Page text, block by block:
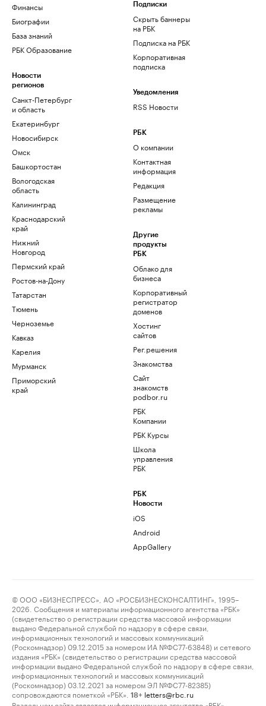
Финансы
Биографии
База знаний
РБК Образование
Новости
регионов
Санкт-Петербург
и область
Екатеринбург
Новосибирск
Омск
Башкортостан
Вологодская
область
Калининград
Краснодарский
край
Нижний
Новгород
Пермский край
Ростов-на-Дону
Татарстан
Тюмень
Черноземье
Кавказ
Карелия
Мурманск
Приморский
край
Подписки
Скрыть баннеры
на РБК
Подписка на РБК
Корпоративная
подписка
Уведомления
RSS Новости
РБК
О компании
Контактная
информация
Редакция
Размещение
рекламы
Другие
продукты
РБК
Облако для
бизнеса
Корпоративный
регистратор
доменов
Хостинг
сайтов
Рег.решения
Знакомства
Сайт
знакомств
podbor.ru
РБК
Компании
РБК Курсы
Школа
управления
РБК
РБК
Новости
iOS
Android
AppGallery
© ООО «БИЗНЕСПРЕСС», АО «РОСБИЗНЕСКОНСАЛТИНГ», 1995–
2026. Сообщения и материалы информационного агентства «РБК»
(свидетельство о регистрации средства массовой информации
выдано Федеральной службой по надзору в сфере связи,
информационных технологий и массовых коммуникаций
(Роскомнадзор) 09.12.2015 за номером ИА №ФС77-63848) и сетевого
издания «РБК» (свидетельство о регистрации средства массовой
информации выдано Федеральной службой по надзору в сфере связи,
информационных технологий и массовых коммуникаций
(Роскомнадзор) 03.12.2021 за номером ЭЛ №ФС77-82385)
сопровождаются пометкой «РБК».
18+ letters@rbc.ru